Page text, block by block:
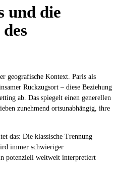
und die
geografische Kontext. Paris als
Rückzugsort – diese Beziehung
ab. Das spiegelt einen generellen
zunehmend ortsunabhängig, ihre
das: Die klassische Trennung
immer schwieriger
potenziell weltweit interpretiert